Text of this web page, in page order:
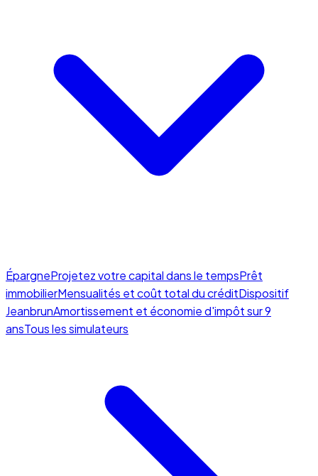
ÉpargneProjetez votre capital dans le tempsPrêt
immobilierMensualités et coût total du créditDispositif
JeanbrunAmortissement et économie d'impôt sur 9
ansTous les simulateurs